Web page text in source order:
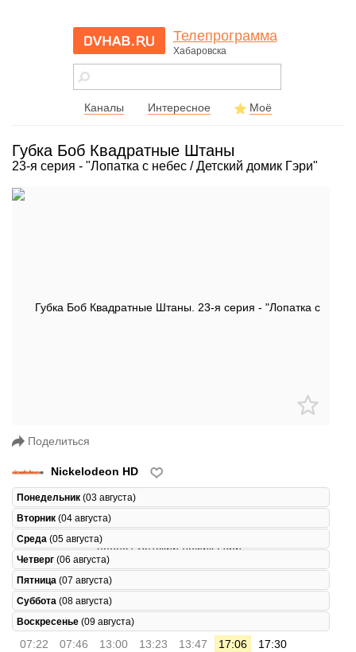
dvhab.ru - сайт
города
Телепрограмма
Хабаровска
Каналы Интересное Моё
Губка Боб Квадратные Штаны
23-я серия - "Лопатка с небес / Детский домик Гэри"
Поделиться
Nickelodeon HD
Понедельник (03 августа)
Вторник (04 августа)
Среда (05 августа)
Четверг (06 августа)
Пятница (07 августа)
Суббота (08 августа)
Воскресенье (09 августа)
07:22 07:46 13:00 13:23 13:47 17:06
17:30